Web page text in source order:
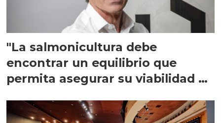
"La salmonicultura debe
encontrar un equilibrio que
permita asegurar su viabilidad de